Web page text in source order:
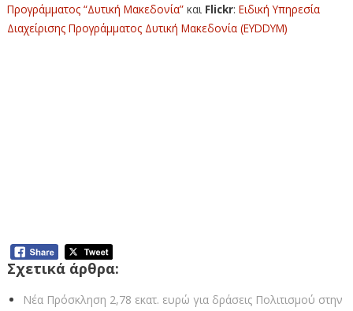
Προγράμματος “Δυτική Μακεδονία”και Flickr: Ειδική Υπηρεσία
Διαχείρισης Προγράμματος Δυτική Μακεδονία (EYDDYM)
Σχετικά άρθρα:
Νέα Πρόσκληση 2,78 εκατ. ευρώ για δράσεις Πολιτισμού στην